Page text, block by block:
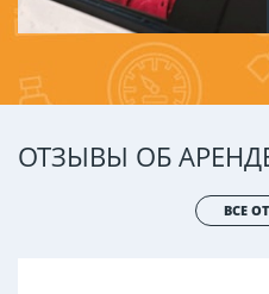
ОТЗЫВЫ ОБ
ВСЕ